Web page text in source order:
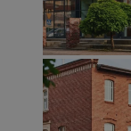
euds